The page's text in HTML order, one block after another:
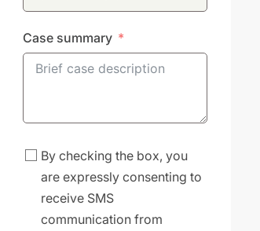
Case summary
By checking the box, you
are expressly consenting to
receive SMS
communication from